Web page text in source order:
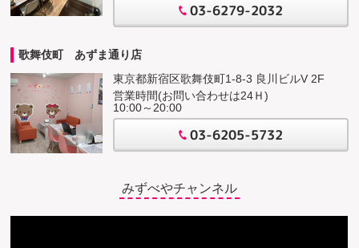
03-6279-2032
歌舞伎町 あずま通り店
東京都新宿区歌舞伎町1-8-3 良川ビルV 2F
営業時間(お問い合わせは24Ｈ)
10:00～20:00
03-6205-5732
みずべやチャンネル